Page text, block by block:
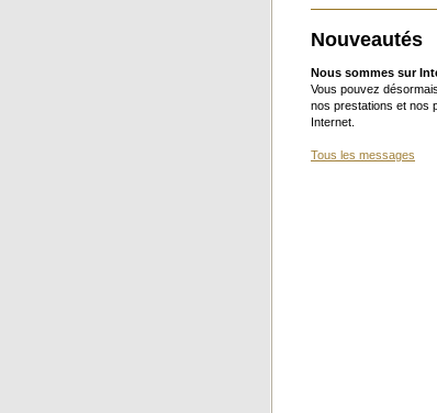
Nouveautés
Nous sommes sur
Vous pouvez
nos prestations et nos
Internet.
Tous les messages